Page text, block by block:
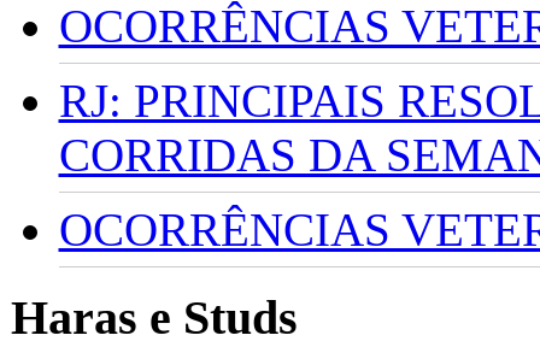
OCORRÊNCIAS
RJ: PRINCIPAIS
CORRIDAS DA
OCORRÊNCIAS
Haras e Studs